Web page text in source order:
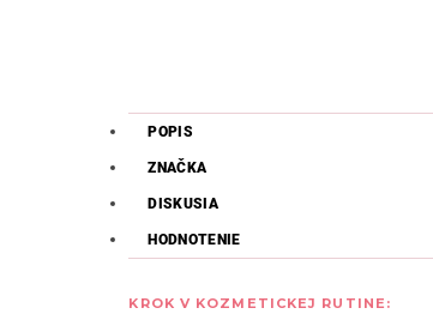
POPIS
ZNAČKA
DISKUSIA
HODNOTENIE
KROK V KOZMETICKEJ RUTINE: